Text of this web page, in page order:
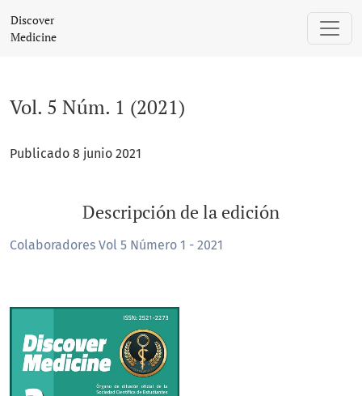
Discover
Medicine
Vol. 5 Núm. 1 (2021)
Publicado 8 junio 2021
Descripción de la edición
Colaboradores Vol 5 Número 1 - 2021